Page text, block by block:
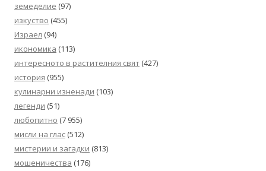
земеделие (97)
изкуство (455)
Израел (94)
икономика (113)
интересното в растителния свят (427)
история (955)
кулинарни изненади (103)
легенди (51)
любопитно (7 955)
мисли на глас (512)
мистерии и загадки (813)
мошеничества (176)